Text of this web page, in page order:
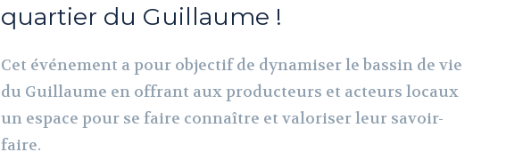
quartier du Guillaume !
Cet événement a pour objectif de dynamiser le bassin de vie
du Guillaume en offrant aux producteurs et acteurs locaux
un espace pour se faire connaître et valoriser leur savoir-
faire.